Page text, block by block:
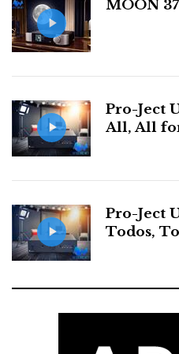
s MOON
Pro-Ject
All, All
Pro-Ject
Todos,